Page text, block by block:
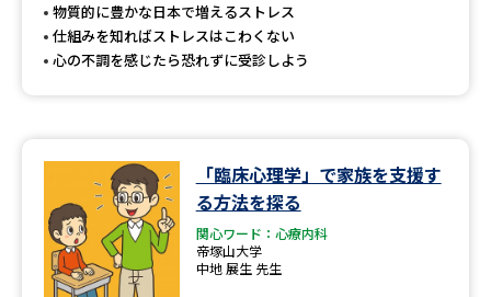
大学で学べる内容や特徴を調べる
データサイエンス特集 奨学金・特待生制度特集
デジタルパンフレット 進路の３択
新学年スタート号特集ページ
物質的に豊かな日本で増えるストレス
仕組みを知ればストレスはこわくない
心の不調を感じたら恐れずに受診しよう
「臨床心理学」で家族を支援す
る方法を探る
関心ワード：心療内科
帝塚山大学
中地 展生 先生